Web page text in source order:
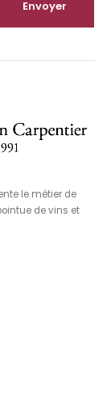
le métier de
de vins et